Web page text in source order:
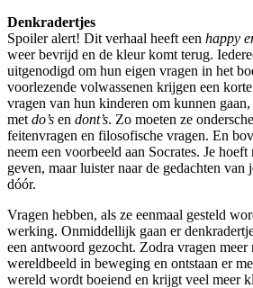
Denkradertjes
Spoiler alert! Dit verhaal heeft een happy
weer bevrijd en de kleur komt terug.
uitgenodigd om hun eigen vragen in het
voorlezende volwassenen krijgen een
vragen van hun kinderen om kunnen
met do’s en dont’s. Zo moeten ze
feitenvragen en filosofische vragen. En
neem een voorbeeld aan Socrates. Je
geven, maar luister naar de gedachten
dóór.
Vragen hebben, als ze eenmaal gesteld
werking. Onmiddellijk gaan er
een antwoord gezocht. Zodra vragen
wereldbeeld in beweging en ontstaan er
wereld wordt boeiend en krijgt veel meer